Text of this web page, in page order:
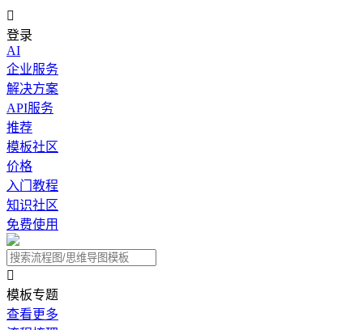

登录
AI
企业服务
解决方案
API服务
推荐
模板社区
价格
入门教程
知识社区
免费使用

模板专题
查看更多